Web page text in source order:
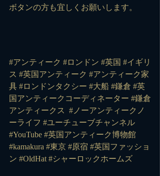
ボタンの方も宜しくお願いします。
#アンティーク #ロンドン #英国 #イギリ
ス #英国アンティーク #アンティーク家
具 #ロンドンタクシー #大船 #鎌倉 #英
国アンティークコーディネーター #鎌倉
アンティークス
#ノーアンティークノ
ーライフ #ユーチューブチャンネル
#YouTube #英国アンティーク博物館
#kamakura #東京 #原宿 #英国ファッショ
ン #OldHat #シャーロックホームズ